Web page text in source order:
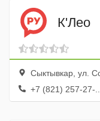
К'Лео
Сыктывкар, ул.
+7 (821) 257-27-...